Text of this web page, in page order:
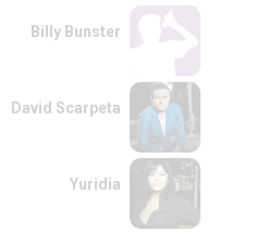
Billy Bunster
David Scarpeta
Yuridia